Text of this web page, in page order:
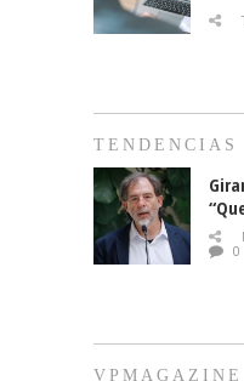
TENDENCIAS
no
0
VPMAGAZINE